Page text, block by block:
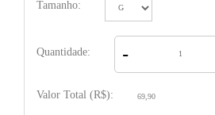
Tamanho:
Quantidade: -
Valor Total (R$): 69,90